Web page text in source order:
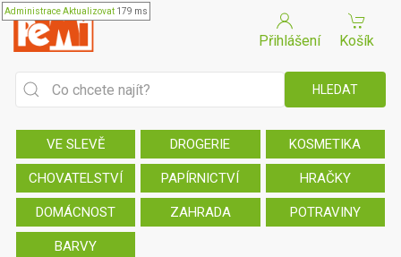
AdministraceAktualizovat 179 ms
Přihlášení Košík
VE SLEVĚ DROGERIE KOSMETIKA
CHOVATELSTVÍ PAPÍRNICTVÍ HRAČKY
DOMÁCNOST ZAHRADA POTRAVINY
BARVY